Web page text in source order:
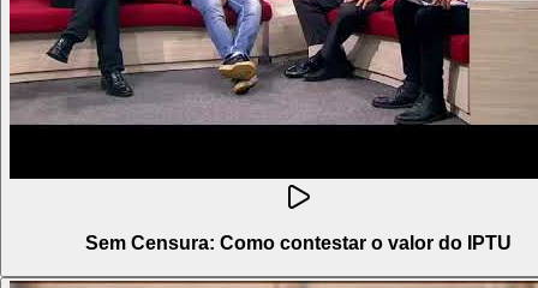
Sem Censura: Como contestar o valor do IPTU